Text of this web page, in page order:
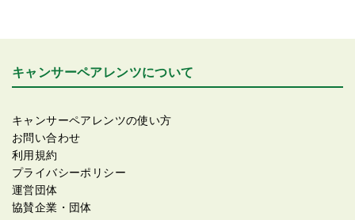
キャンサーペアレンツについて
キャンサーペアレンツの使い方
お問い合わせ
利用規約
プライバシーポリシー
運営団体
協賛企業・団体